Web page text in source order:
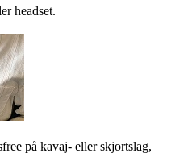
headset.
på kavaj- eller skjortslag,